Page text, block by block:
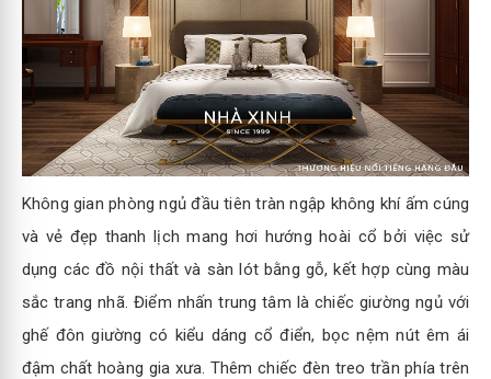
Không gian phòng ngủ đầu tiên tràn ngập không khí ấm cúng
và vẻ đẹp thanh lịch mang hơi hướng hoài cổ bởi việc sử
dụng các đồ nội thất và sàn lót bằng gỗ, kết hợp cùng màu
sắc trang nhã. Điểm nhấn trung tâm là chiếc giường ngủ với
ghế đôn giường có kiểu dáng cổ điển, bọc nệm nút êm ái
đậm chất hoàng gia xưa. Thêm chiếc đèn treo trần phía trên